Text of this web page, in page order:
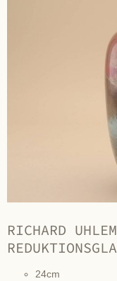
RICHARD
24cm